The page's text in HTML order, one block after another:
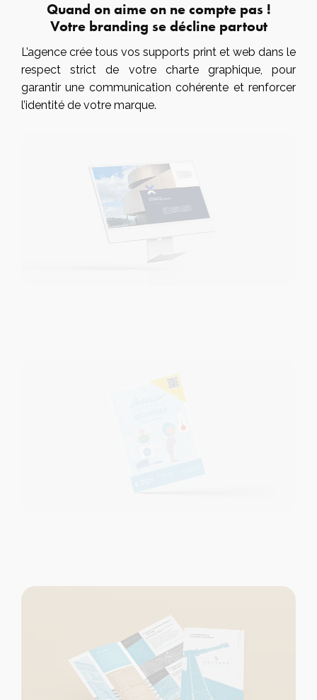
Quand on aime on ne compte pas !
Votre branding se décline partout
L’agence crée tous vos supports print et web dans le
respect strict de votre charte graphique, pour
garantir une communication cohérente et renforcer
l’identité de votre marque.